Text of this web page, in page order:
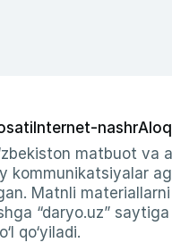
Internet-nashr
matbuot va
kommunikatsiyalar
Matnli
“daryo.uz”
qo‘yiladi.